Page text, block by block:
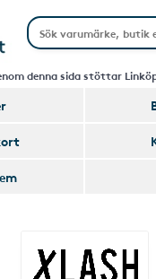
denna sida stöttar